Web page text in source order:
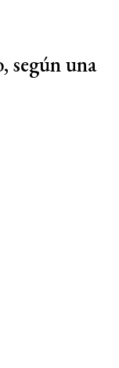
según una